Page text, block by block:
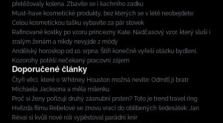
přetěžovaly kolena. Zbavíte se i kachního zadku
Must-have kosmetické produkty, bez kterých se v létě neobejdete:
Celou kosmetickou tašku vybavíte za pár stovek
Rafinované kostky po vzoru princezny Kate. Nadčasový vzor, který sluší i
zralým ženám a nikdy nevyjde z módy
Andělský horoskop od 10. srpna: Štíři konečně vyřeší otázku bydlení,
Kozorohy potěší nečekaný pracovní zájem
Doporučené články
Čtyři věci, které o Whitney Houston možná nevíte: Odmítl ji bratr
Michaela Jacksona a měla milenku
Proč si ženy pořizují druhý zásnubní prsten? Toto je trend travel ring
Hvězda filmu Rebelové se znovu vrací do oblíbených šedesátek: Jan
Révai si kvůli nové roli vypěstoval parádní knír